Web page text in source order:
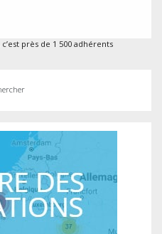
près de 1 500 adhérents